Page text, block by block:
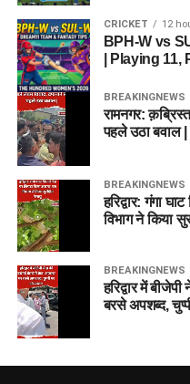
CRICKET 12
BPH-W vs
| Playing
BREAKINGNEWS
रामनगर:
पहले उठा बवाल |
BREAKINGNEWS
हरिद्वार: गंगा
विभाग ने किया
BREAKINGNEWS
हरिद्वार में
बरसे अपशब्द,